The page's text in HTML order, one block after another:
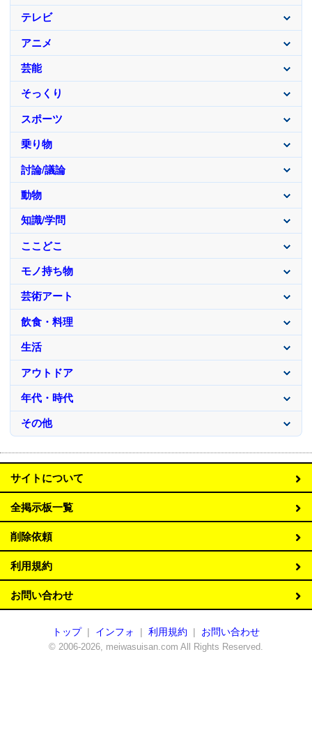
テレビ
アニメ
芸能
そっくり
スポーツ
乗り物
討論/議論
動物
知識/学問
ここどこ
モノ持ち物
芸術アート
飲食・料理
生活
アウトドア
年代・時代
その他
サイトについて
全掲示板一覧
削除依頼
利用規約
お問い合わせ
トップ | インフォ | 利用規約 | お問い合わせ
© 2006-2026, meiwasuisan.com All Rights Reserved.